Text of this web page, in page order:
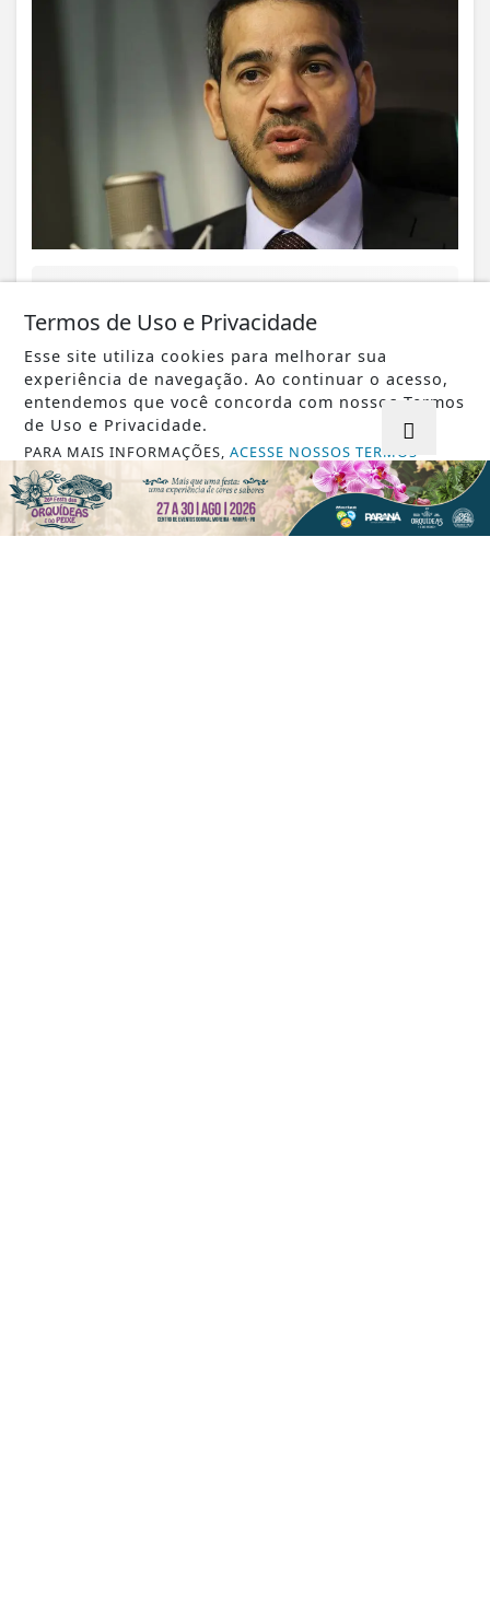
07 DE AGO
GERAL
Câmara de Palotina prestigia
Assembleia da Sociedade Rural
Termos de Uso e Privacidade
Esse site utiliza cookies para melhorar sua
experiência de navegação. Ao continuar o acesso,
entendemos que você concorda com nossos Termos
de Uso e Privacidade.
PARA MAIS INFORMAÇÕES,ACESSE NOSSOS TERMOS
CLICANDO AQUI
PROSSEGUIR